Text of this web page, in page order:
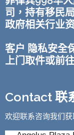
司，持有移民
政府相关行业
客户 隐私安全
上门取件或前
Contact 联
欢迎联系咨询我们